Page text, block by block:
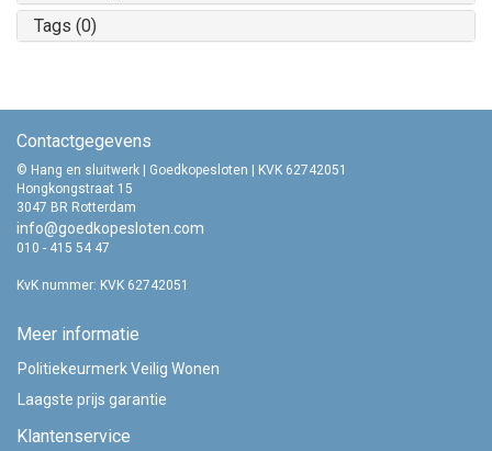
Tags (0)
Contactgegevens
© Hang en sluitwerk | Goedkopesloten | KVK 62742051
Hongkongstraat 15
3047 BR Rotterdam
info@goedkopesloten.com
010 - 415 54 47
KvK nummer: KVK 62742051
Meer informatie
Politiekeurmerk Veilig Wonen
Laagste prijs garantie
Klantenservice